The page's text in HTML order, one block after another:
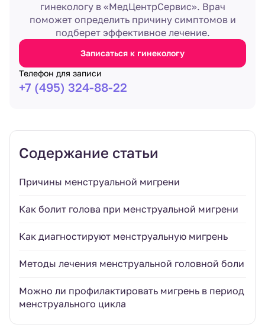
гинекологу в «МедЦентрСервис». Врач
поможет определить причину симптомов и
подберет эффективное лечение.
Записаться к гинекологу
Телефон для записи
+7 (495) 324-88-22
Содержание статьи
Причины менструальной мигрени
Как болит голова при менструальной мигрени
Как диагностируют менструальную мигрень
Методы лечения менструальной головной боли
Можно ли профилактировать мигрень в период
менструального цикла